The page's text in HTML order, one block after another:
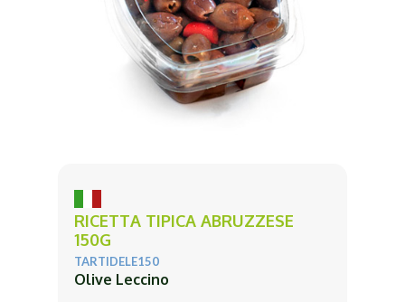
RICETTA TIPICA ABRUZZESE
150G
TARTIDELE150
Olive Leccino